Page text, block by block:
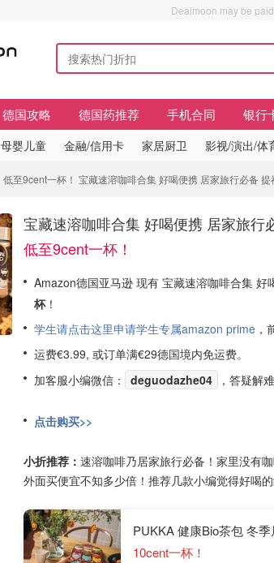
Dealmoon may be
德国攻略 德国药推荐 手机合同 银行
母婴儿童 金融/信用卡 家居厨卫 影视/演出/体
低至9cent一杯！ 宝藏速溶咖啡合集 好喝便携 居家旅行必备
宝藏速溶咖啡合集 好喝便携 居家旅行
低至9cent一杯！
Amazon德国亚马逊 现有 宝藏速溶咖啡合集 好
杯！
学生请点击这里申请学生专属amazon prime ，
运费€3.99, 或订单满€29德国境内免运费。
加客服小编微信：
deguodazhe04 ，答疑解
点击购买>>
小折推荐： 速溶咖啡乃居家旅行必备！家里没有
外面买便宜不知多少倍！推荐几款小编觉得好喝的
PUKKA 健康Bio茶包 冬
10cent一杯！